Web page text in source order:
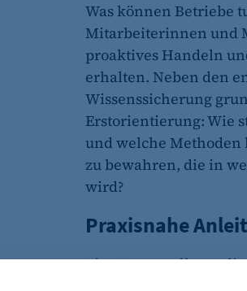
Was können Betriebe
Mitarbeiterinnen und
proaktives Handeln
erhalten. Neben den
Wissenssicherung
Erstorientierung: Wie
und welche
zu bewahren, die in
wird?
Praxisnahe
Eine Fragestellung,